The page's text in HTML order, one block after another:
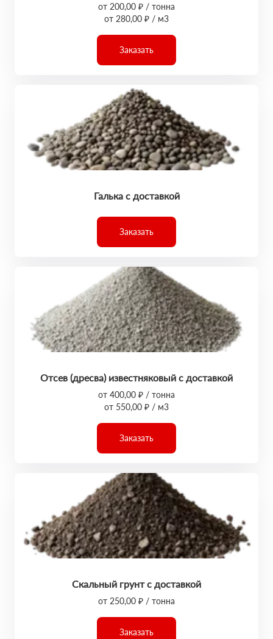
от 200,00 ₽ / тонна
от 280,00 ₽ / м3
Заказать
Галька с доставкой
Заказать
Отсев (дресва) известняковый с доставкой
от 400,00 ₽ / тонна
от 550,00 ₽ / м3
Заказать
Скальный грунт с доставкой
от 250,00 ₽ / тонна
Заказать